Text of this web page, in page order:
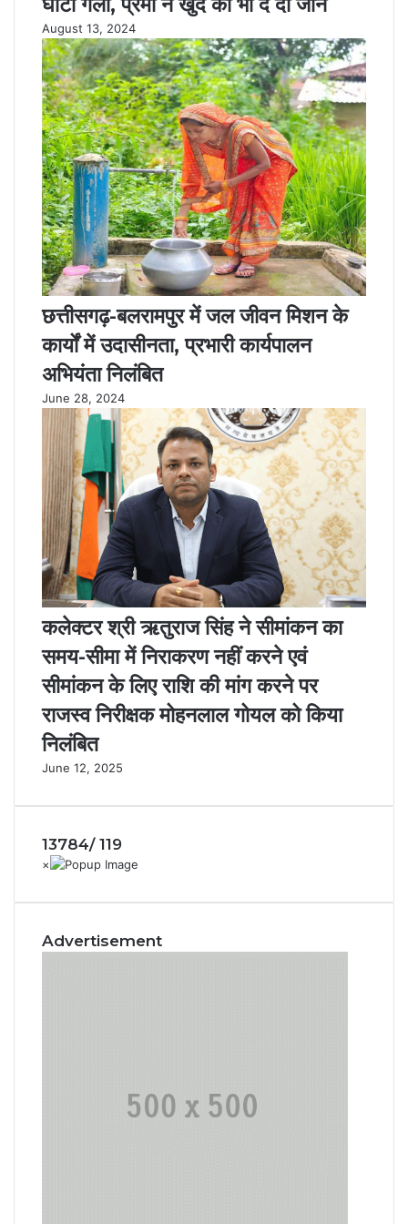
August 13, 2024
छत्तीसगढ़-बलरामपुर में जल जीवन मिशन के
कार्यों में उदासीनता, प्रभारी कार्यपालन
अभियंता निलंबित
June 28, 2024
कलेक्टर श्री ऋतुराज सिंह ने सीमांकन का
समय-सीमा में निराकरण नहीं करने एवं
सीमांकन के लिए राशि की मांग करने पर
राजस्व निरीक्षक मोहनलाल गोयल को किया
निलंबित
June 12, 2025
13784/ 119
Advertisement